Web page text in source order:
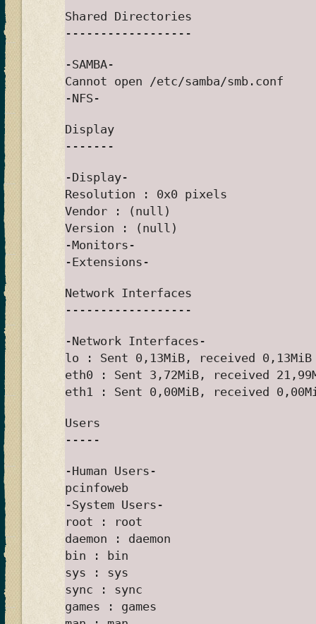
Shared Directories
------------------
-SAMBA-
Cannot open /etc/samba/smb.conf
-NFS-
Display
-------
-Display-
Resolution : 0x0 pixels
Vendor : (null)
Version : (null)
-Monitors-
-Extensions-
Network Interfaces
------------------
-Network Interfaces-
lo : Sent 0,13MiB, received
eth0 : Sent 3,72MiB, received
eth1 : Sent 0,00MiB, received
Users
-----
-Human Users-
pcinfoweb
-System Users-
root : root
daemon : daemon
bin : bin
sys : sys
sync : sync
games : games